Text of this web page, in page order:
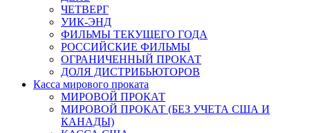
ЧЕТВЕРГ
УИК-ЭНД
ФИЛЬМЫ ТЕКУЩЕГО ГОДА
РОССИЙСКИЕ ФИЛЬМЫ
ОГРАНИЧЕННЫЙ ПРОКАТ
ДОЛЯ ДИСТРИБЬЮТОРОВ
Касса мирового проката
МИРОВОЙ ПРОКАТ
МИРОВОЙ ПРОКАТ (БЕЗ УЧЕТА США И
КАНАДЫ)